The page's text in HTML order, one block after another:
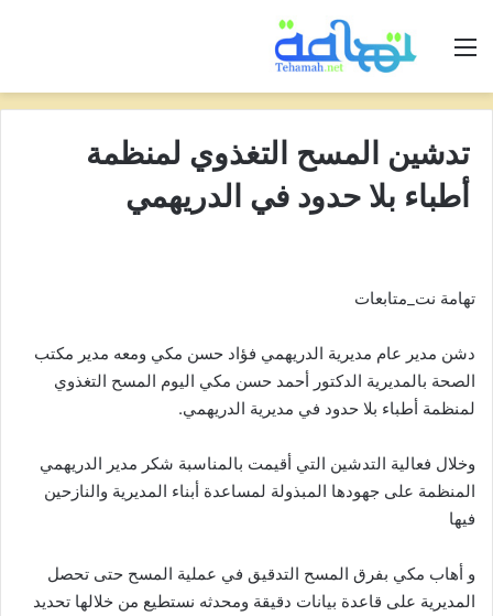
القائمة
تدشين المسح التغذوي لمنظمة
أطباء بلا حدود في الدريهمي
تهامة نت_متابعات
دشن مدير عام مديرية الدريهمي فؤاد حسن مكي ومعه مدير مكتب
الصحة بالمديرية الدكتور أحمد حسن مكي اليوم المسح التغذوي
لمنظمة أطباء بلا حدود في مديرية الدريهمي.
وخلال فعالية التدشين التي أقيمت بالمناسبة شكر مدير الدريهمي
المنظمة على جهودها المبذولة لمساعدة أبناء المديرية والنازحين
فيها
و أهاب مكي بفرق المسح التدقيق في عملية المسح حتى تحصل
المديرية على قاعدة بيانات دقيقة ومحدثه نستطيع من خلالها تحديد